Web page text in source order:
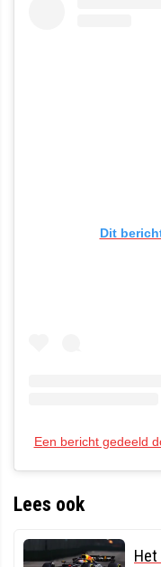
Dit
Een bericht gedeeld
Lees ook
Het